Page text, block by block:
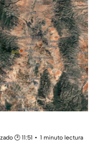
🕑 11:51
1 minuto lectura